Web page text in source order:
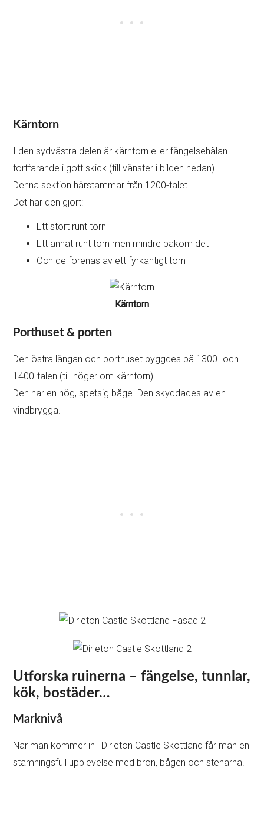
Kärntorn
I den sydvästra delen är kärntorn eller fängelsehålan
fortfarande i gott skick (till vänster i bilden nedan).
Denna sektion härstammar från 1200-talet.
Det har den gjort:
Ett stort runt torn
Ett annat runt torn men mindre bakom det
Och de förenas av ett fyrkantigt torn
Kärntorn
Porthuset & porten
Den östra längan och porthuset byggdes på 1300- och
1400-talen (till höger om kärntorn).
Den har en hög, spetsig båge. Den skyddades av en
vindbrygga.
Utforska ruinerna – fängelse, tunnlar,
kök, bostäder…
Marknivå
När man kommer in i Dirleton Castle Skottland får man en
stämningsfull upplevelse med bron, bågen och stenarna.